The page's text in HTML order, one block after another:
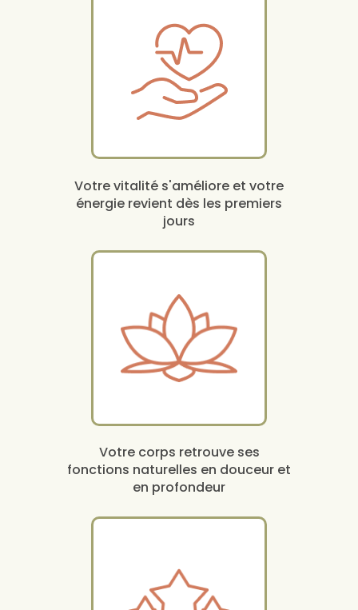
Votre vitalité s'améliore et votre
énergie revient dès les premiers
jours
Votre corps retrouve ses
fonctions naturelles en douceur et
en profondeur